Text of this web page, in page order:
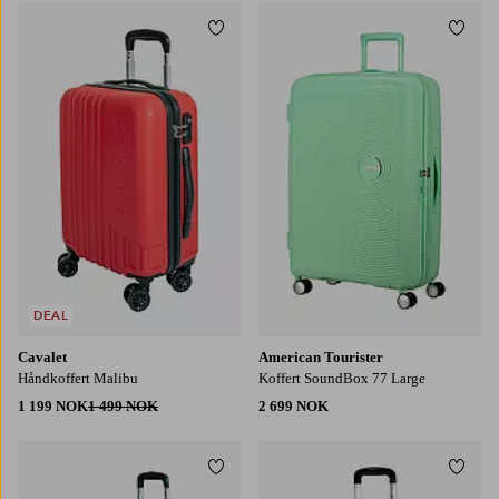
Cavalet
Håndkoffert Malibu
1 199 NOK1 499 NOK
DEAL
Legg til favoritter
American Tourister
Koffert SoundBox 77 Large
2 699 NOK
Legg til favoritter